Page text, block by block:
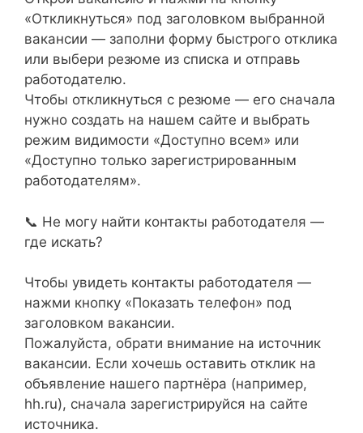
«Откликнуться» под заголовком выбранной
вакансии — заполни форму быстрого отклика
или выбери резюме из списка и отправь
работодателю.
Чтобы откликнуться с резюме — его сначала
нужно создать на нашем сайте и выбрать
режим видимости «Доступно всем» или
«Доступно только зарегистрированным
работодателям».
📞 Не могу найти контакты работодателя —
где искать?
Чтобы увидеть контакты работодателя —
нажми кнопку «Показать телефон» под
заголовком вакансии.
Пожалуйста, обрати внимание на источник
вакансии. Если хочешь оставить отклик на
объявление нашего партнёра (например,
hh.ru), сначала зарегистрируйся на сайте
источника.